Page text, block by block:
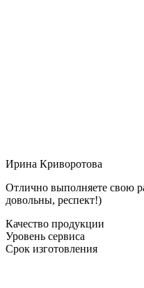
Ирина Криворотова
Отлично выполняете свою
довольны, респект!)
Качество продукции
Уровень сервиса
Срок изготовления